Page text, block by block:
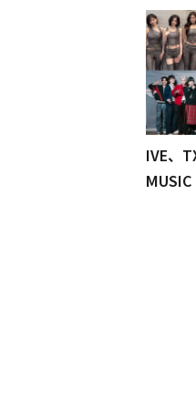
IVE、
が話